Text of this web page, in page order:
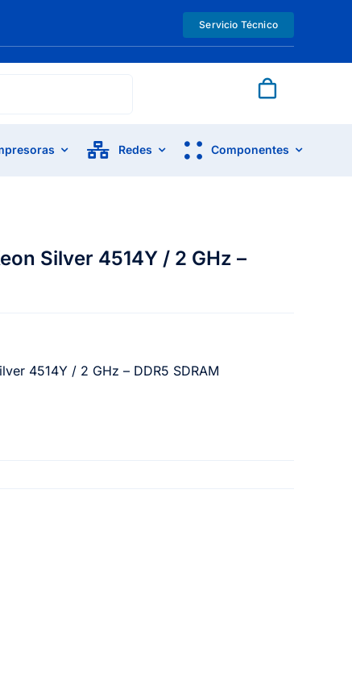
Servicio Técnico
Redes Componentes
Silver 4514Y / 2 GHz –
4514Y / 2 GHz – DDR5 SDRAM